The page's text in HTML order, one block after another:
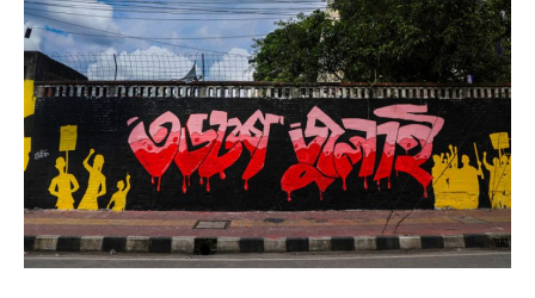
দেয়ালচিত্র:
গণপরিসরের
পুনরুদ্ধার প্রকল্প